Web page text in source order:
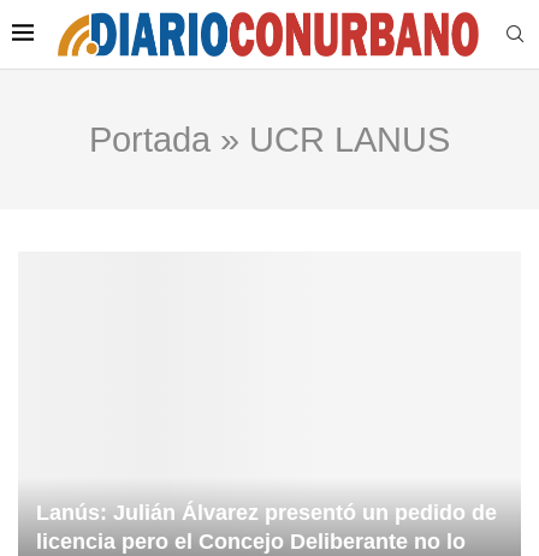
Portada » UCR LANUS
Lanús: Julián Álvarez presentó un pedido de
licencia pero el Concejo Deliberante no lo